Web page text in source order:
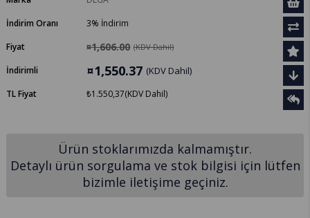
İndirim Oranı
%
3
İndirim
Fiyat
¤1,606.00 (KDV Dahil)
İndirimli ¤1,550.37 (KDV Dahil)
TL Fiyat ₺1.550,37(KDV Dahil)
Ürün stoklarımızda kalmamıştır.
Detaylı ürün sorgulama ve stok bilgisi için lütfen
bizimle iletişime geçiniz.